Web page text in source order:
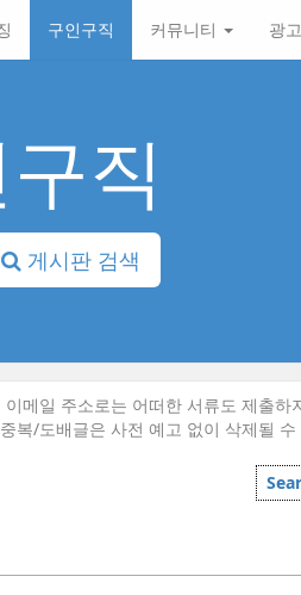
구인구직 커뮤니티 광
직
게시판 검색
메일 주소로는 어떠한 서류도 제출하
복/도배글은 사전 예고 없이 삭제될 수